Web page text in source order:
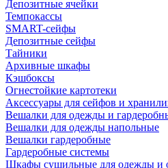
Депозитные ячейки
Темпокассы
SMART-сейфы
Депозитные сейфы
Тайники
Архивные шкафы
Кэшбоксы
Огнестойкие картотеки
Аксессуары для сейфов и
Вешалки для одежды и
Вешалки для одежды напольные
Вешалки гардеробные
Гардеробные системы
Шкафы сушильные для одежды и